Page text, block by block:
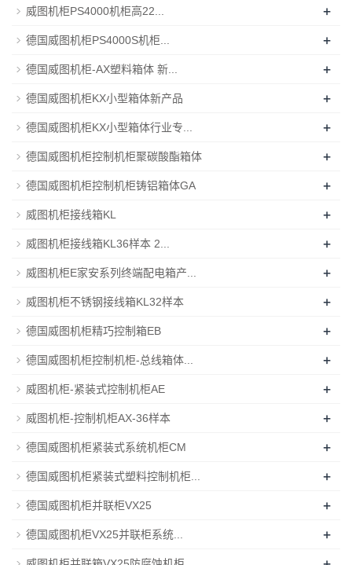
威图机柜PS4000机柜高22... +
德国威图机柜PS4000S机柜... +
德国威图机柜-AX塑料箱体 新... +
德国威图机柜KX小型箱体新产品 +
德国威图机柜KX小型箱体行业专... +
德国威图机柜控制机柜聚碳酸酯箱体 +
德国威图机柜控制机柜铸铝箱体GA +
威图机柜接线箱KL +
威图机柜接线箱KL36样本 2... +
威图机柜E家安系列终端配电箱产... +
威图机柜不锈钢接线箱KL32样本 +
德国威图机柜精巧控制箱EB +
德国威图机柜控制机柜-总线箱体... +
威图机柜-紧装式控制机柜AE +
威图机柜-控制机柜AX-36样本 +
德国威图机柜紧装式系统机柜CM +
德国威图机柜紧装式塑料控制机柜... +
德国威图机柜并联柜VX25 +
德国威图机柜VX25并联柜系统... +